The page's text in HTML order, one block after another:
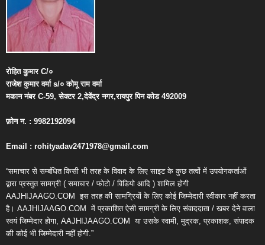
रोहित कुमारC/०
राजेश कुमार वर्माs/० कोमू राम वर्मा
मकान नंबरC-59,सेक्टर2,देवेंद्र नगर,रायपुर पिन कोड492009
फ़ोन न. : 9982192094
Email : rohityadav2471978@gmail.com
“समाचार से सम्बंधित किसी भी तरह के विवाद के लिए साइट के कुछ तत्वों में उपयोगकर्ताओं
द्वारा प्रस्तुत सामग्री ( समाचार / फोटो / विडियो आदि ) शामिल होगी
AAJHIJAAGO.COM इस तरह की सामग्रियों के लिए कोई जिम्मेदारी स्वीकार नहीं करता
है। AAJHIJAAGO.COM में प्रकाशित ऐसी सामग्री के लिए संवाददाता / खबर देने वाला
स्वयं जिम्मेदार होगा, AAJHIJAAGO.COM या उसके स्वामी, मुद्रक, प्रकाशक, संपादक
की कोई भी जिम्मेदारी नहीं होगी.”